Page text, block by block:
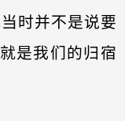
时并不是说要
是我们的归宿